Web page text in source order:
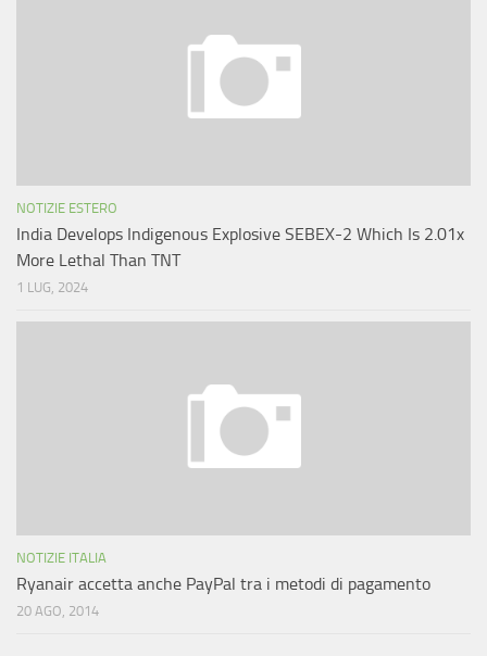
NOTIZIE ESTERO
India Develops Indigenous Explosive SEBEX-2 Which Is 2.01x
More Lethal Than TNT
1 LUG, 2024
NOTIZIE ITALIA
Ryanair accetta anche PayPal tra i metodi di pagamento
20 AGO, 2014